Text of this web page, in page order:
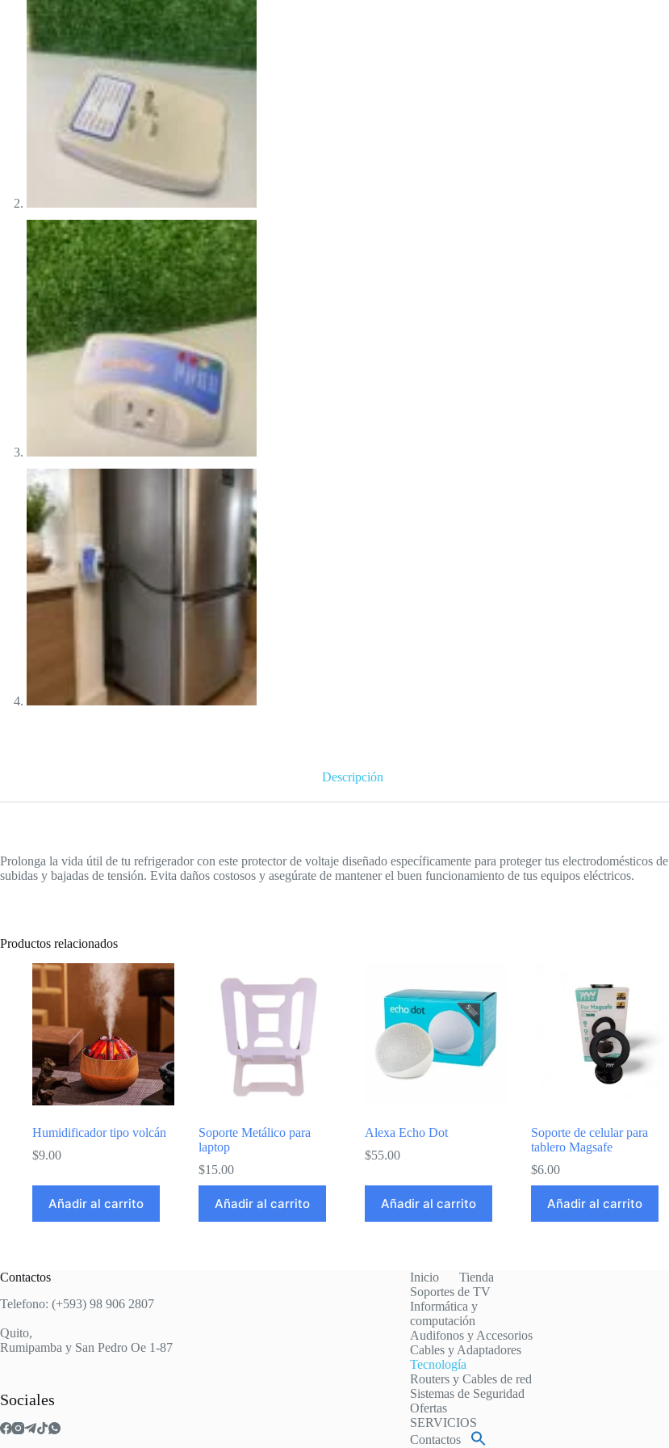
Descripción
Prolonga la vida útil de tu refrigerador con este protector de voltaje diseñado específicamente para proteger tus electrodomésticos de
subidas y bajadas de tensión. Evita daños costosos y asegúrate de mantener el buen funcionamiento de tus equipos eléctricos.
Productos relacionados
Humidificador tipo volcán
$9.00
Añadir al carrito
Soporte Metálico para
laptop
$15.00
Añadir al carrito
Alexa Echo Dot
$55.00
Añadir al carrito
Soporte de celular para
tablero Magsafe
$6.00
Añadir al carrito
Contactos
Telefono: (+593) 98 906 2807
Quito,
Rumipamba y San Pedro Oe 1-87
Sociales
Inicio
Tienda
Soportes de TV
Informática y
computación
Audifonos y Accesorios
Cables y Adaptadores
Tecnología
Routers y Cables de red
Sistemas de Seguridad
Ofertas
SERVICIOS
Contactos